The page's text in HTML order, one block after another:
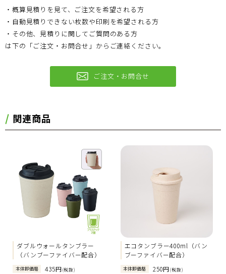
・概算見積りを見て、ご注文を希望される方
・自動見積りできない枚数や印刷を希望される方
・その他、見積りに関してご質問のある方
は下の「ご注文・お問合せ」からご連絡ください。
ご注文・お問合せ
関連商品
ダブルウォールタンブラー
（バンブーファイバー配合）
本体卸価格 435円(税抜)
エコタンブラー400ml（バン
ブーファイバー配合）
本体卸価格 250円(税抜)